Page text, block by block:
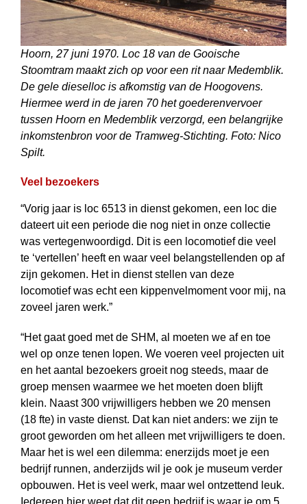
Hoorn, 27 juni 1970. Loc 18 van de Gooische
Stoomtram maakt zich op voor een rit naar Medemblik.
De gele dieselloc is afkomstig van de Hoogovens.
Hiermee werd in de jaren 70 het goederenvervoer
tussen Hoorn en Medemblik verzorgd, een belangrijke
inkomstenbron voor de Tramweg-Stichting. Foto: Nico
Spilt.
Veel bezoekers
“Vorig jaar is loc 6513 in dienst gekomen, een loc die
dateert uit een periode die nog niet in onze collectie
was vertegenwoordigd. Dit is een locomotief die veel
te ‘vertellen’ heeft en waar veel belangstellenden op af
zijn gekomen. Het in dienst stellen van deze
locomotief was echt een kippenvelmoment voor mij, na
zoveel jaren werk.”
“Het gaat goed met de SHM, al moeten we af en toe
wel op onze tenen lopen. We voeren veel projecten uit
en het aantal bezoekers groeit nog steeds, maar de
groep mensen waarmee we het moeten doen blijft
klein. Naast 300 vrijwilligers hebben we 20 mensen
(18 fte) in vaste dienst. Dat kan niet anders: we zijn te
groot geworden om het alleen met vrijwilligers te doen.
Maar het is wel een dilemma: enerzijds moet je een
bedrijf runnen, anderzijds wil je ook je museum verder
opbouwen. Het is veel werk, maar wel ontzettend leuk.
Iedereen hier weet dat dit geen bedrijf is waar je om 5